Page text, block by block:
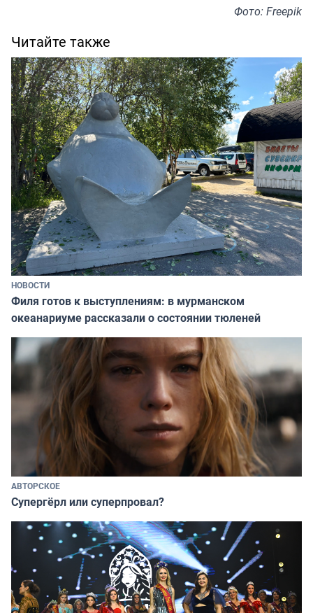
Фото: Freepik
Читайте также
НОВОСТИ
Филя готов к выступлениям: в мурманском
океанариуме рассказали о состоянии тюленей
АВТОРСКОЕ
Супергёрл или суперпровал?